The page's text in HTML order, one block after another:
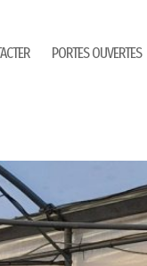
PORTES OUVERTES